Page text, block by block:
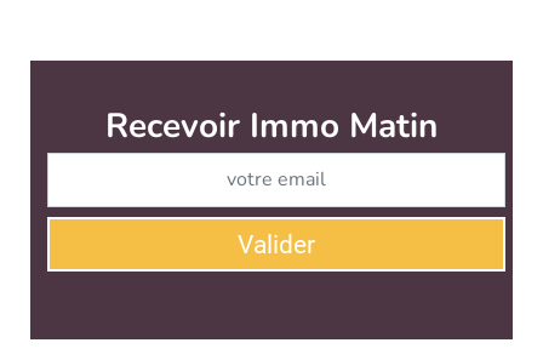
Immo Matin est édité par
QUI SOMMES-NOUS ?